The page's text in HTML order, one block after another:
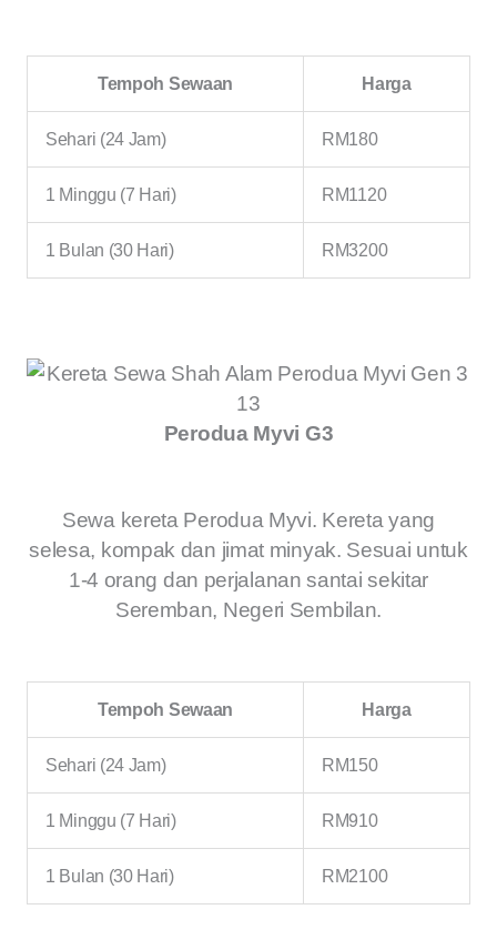
Tempoh Sewaan Harga
Sehari (24 Jam) RM180
1 Minggu (7 Hari) RM1120
1 Bulan (30 Hari) RM3200
Perodua Myvi G3
Sewa kereta Perodua Myvi. Kereta yang
selesa, kompak dan jimat minyak. Sesuai untuk
1-4 orang dan perjalanan santai sekitar
Seremban, Negeri Sembilan.
Tempoh Sewaan Harga
Sehari (24 Jam) RM150
1 Minggu (7 Hari) RM910
1 Bulan (30 Hari) RM2100